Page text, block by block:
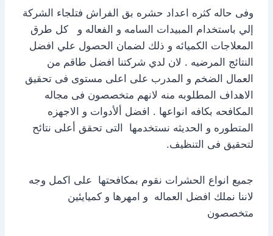
وفى حاله كثره اعداد حشره بق الفراش فتلجاء الشركة
إلي باستخدام المبيدات السامه و الفعاله و كل طرق
المعلاجات الكميائه و ذلك لضمان الحصول علي افضل
النتائج المرضيه . لان لدي شركتنا افضل طاقم من
العمال الضخم و المدرب على اعلى مستوى فى تحقيق
الاهداف المطلوبه منه لانهم متخصصون فى مجاله
المكافحه بكافه انواعها . افضل ألأدوات و الاجهزه
المتطوره و الحديثه نستخدمها التى تحقق أعلى نتائح
لتحقيق فى التنظيف.
جميع انواع الحشرات نقوم بمكافحتها على اكمل وجه
لاننا نملك افضل العماله و امهرها و كميايئين
متخصصون